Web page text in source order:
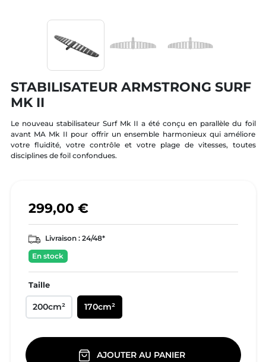
STABILISATEUR ARMSTRONG SURF
MK II
Le nouveau stabilisateur Surf Mk II a été conçu en parallèle du foil
avant MA Mk II pour offrir un ensemble harmonieux qui améliore
votre fluidité, votre contrôle et votre plage de vitesses, toutes
disciplines de foil confondues.
299,00 €
Livraison : 24/48*
En stock
Taille
200cm² 170cm²
AJOUTER AU PANIER